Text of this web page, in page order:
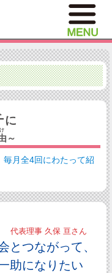
に
～
月全4回にわたって紹
代表理事 久保 亘さん
とつながって、
助になりたい